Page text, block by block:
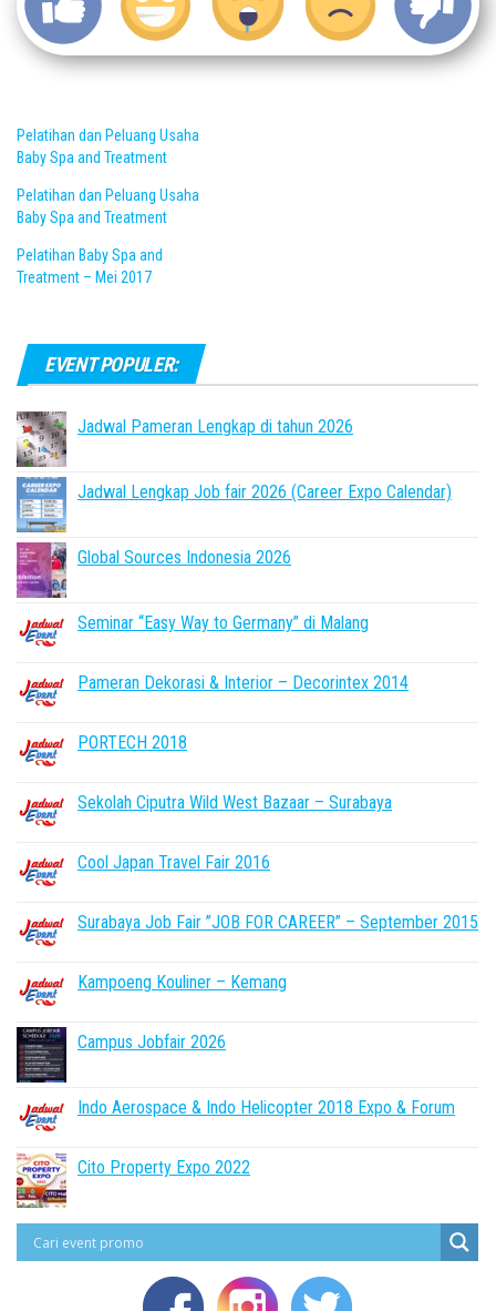
Pelatihan dan Peluang Usaha
Baby Spa and Treatment
Pelatihan dan Peluang Usaha
Baby Spa and Treatment
Pelatihan Baby Spa and
Treatment – Mei 2017
EVENT POPULER:
Jadwal Pameran Lengkap di tahun 2026
Jadwal Lengkap Job fair 2026 (Career Expo Calendar)
Global Sources Indonesia 2026
Seminar “Easy Way to Germany” di Malang
Pameran Dekorasi & Interior – Decorintex 2014
PORTECH 2018
Sekolah Ciputra Wild West Bazaar – Surabaya
Cool Japan Travel Fair 2016
Surabaya Job Fair ”JOB FOR CAREER” – September 2015
Kampoeng Kouliner – Kemang
Campus Jobfair 2026
Indo Aerospace & Indo Helicopter 2018 Expo & Forum
Cito Property Expo 2022